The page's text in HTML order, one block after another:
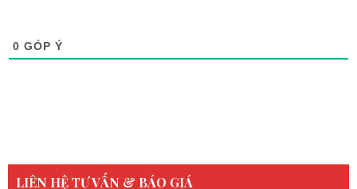
0 GÓP Ý
LIÊN HỆ TƯ VẤN & BÁO GIÁ